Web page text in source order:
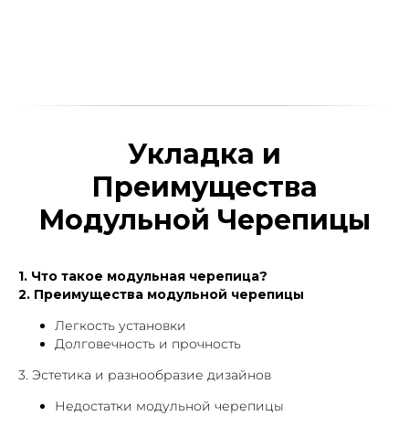
Укладка и
Преимущества
Модульной Черепицы
1. Что такое модульная черепица?
2. Преимущества модульной черепицы
Легкость установки
Долговечность и прочность
3. Эстетика и разнообразие дизайнов
Недостатки модульной черепицы